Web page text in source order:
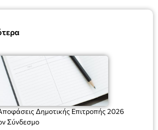
Αποφάσεις Δημοτικής Επιτροπής 2026
Σύνδεσμο